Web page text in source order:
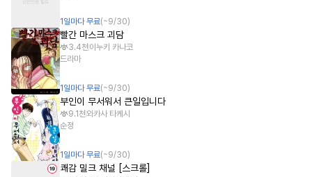
1 일마다 무료(~9/30)
빨간 마스크 괴담
3.4천 이누키 카나코
드라마
1 일마다 무료(~9/30)
부인이 무서워서 큰일입니다
9.1천와카사 타케시
순정
1 일마다 무료(~9/30)
쾌감 밀크 채널 [스크롤]